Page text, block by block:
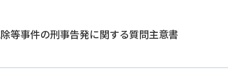
等事件の刑事告発に関する質問主意書